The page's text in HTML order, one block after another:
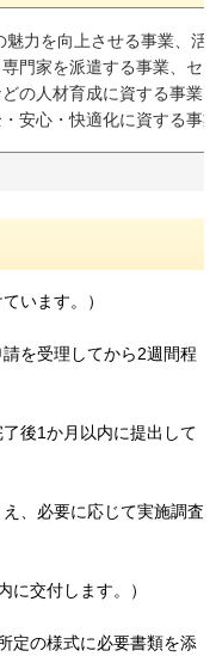
魅力を向上させる事業、活
門家を派遣する事業、セ
の人材育成に資する事業
安心・快適化に資する事
います。）
を受理してから2週間程
後1か月以内に提出して
、必要に応じて実施調査
に交付します。）
定の様式に必要書類を添